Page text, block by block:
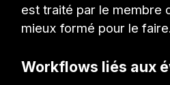
est traité par le membre
mieux formé pour le faire.
Workflows liés aux